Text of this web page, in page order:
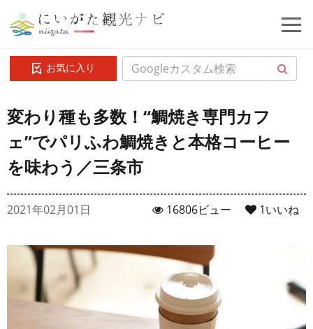
お気に入り
変わり種も多数！“鯛焼き専門カフ
ェ”でパリふわ鯛焼きと本格コーヒー
を味わう／三条市
2021年02月01日 1いいね
16806ビュー